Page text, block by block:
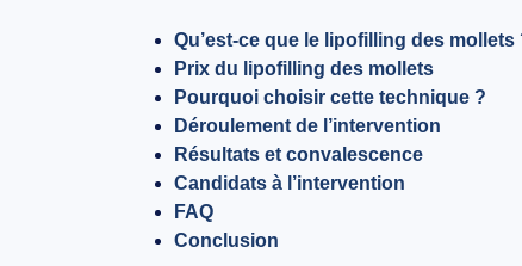
Qu’est-ce que le lipofilling des mollets
Prix du lipofilling des mollets
Pourquoi choisir cette technique ?
Déroulement de l’intervention
Résultats et convalescence
Candidats à l’intervention
FAQ
Conclusion